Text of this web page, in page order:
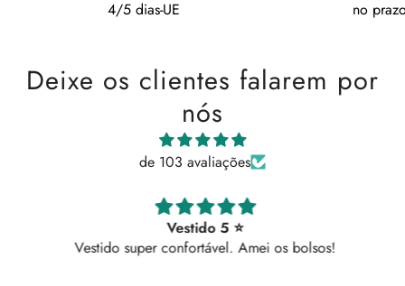
4/5 dias-UE
no
Deixe os clientes falarem por
nós
de 103 avaliações
Vestido 5 ⭐
Vestido super confortável. Amei os bolsos!